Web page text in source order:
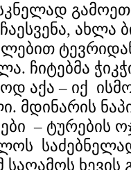
ახლა
ჩიტებმა
აქა – იქ
მდინარის
– ტურების
ხევის